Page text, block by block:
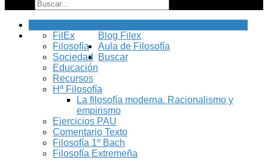
Blog Filex
FilEx
Filosofía
Sociedad
Educación
Recursos
Aula de Filosofía
Hª Filosofía
La filosofía moderna. Racionalismo y
empirismo
Ejercicios PAU
Comentario Texto
Filosofía 1º Bach
Filosofía Extremeña
Buscar